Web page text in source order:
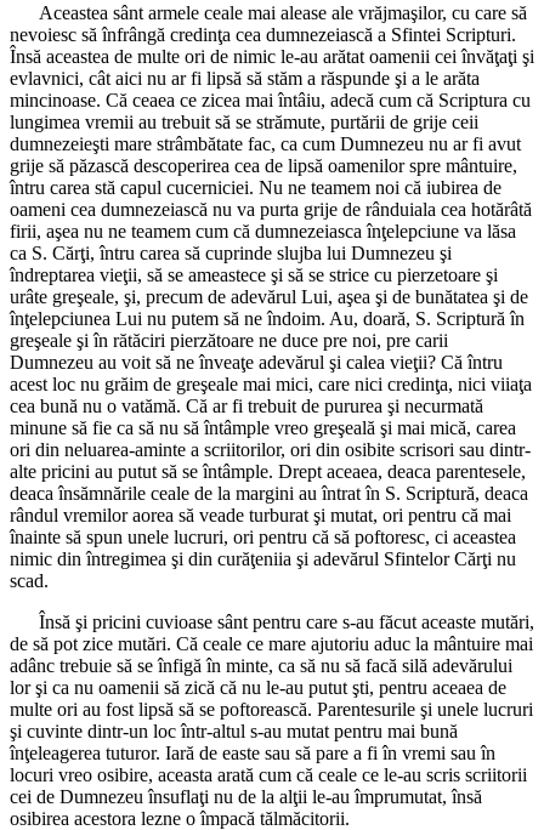
Aceastea sânt armele ceale mai alease ale vrăjmaşilor, cu care să
nevoiesc să înfrângă credinţa cea dumnezeiască a Sfintei Scripturi.
Însă aceastea de multe ori de nimic le-au arătat oamenii cei învăţaţi şi
evlavnici, cât aici nu ar fi lipsă să stăm a răspunde şi a le arăta
mincinoase. Că ceaea ce zicea mai întâiu, adecă cum că Scriptura cu
lungimea vremii au trebuit să se strămute, purtării de grije ceii
dumnezeieşti mare strâmbătate fac, ca cum Dumnezeu nu ar fi avut
grije să păzască descoperirea cea de lipsă oamenilor spre mântuire,
întru carea stă capul cucerniciei. Nu ne teamem noi că iubirea de
oameni cea dumnezeiască nu va purta grije de rânduiala cea hotărâtă
firii, aşea nu ne teamem cum că dumnezeiasca înţelepciune va lăsa
ca S. Cărţi, întru carea să cuprinde slujba lui Dumnezeu şi
îndreptarea vieţii, să se ameastece şi să se strice cu pierzetoare şi
urâte greşeale, şi, precum de adevărul Lui, aşea şi de bunătatea şi de
înţelepciunea Lui nu putem să ne îndoim. Au, doară, S. Scriptură în
greşeale şi în rătăciri pierzătoare ne duce pre noi, pre carii
Dumnezeu au voit să ne înveaţe adevărul şi calea vieţii? Că întru
acest loc nu grăim de greşeale mai mici, care nici credinţa, nici viiaţa
cea bună nu o vatămă. Că ar fi trebuit de pururea şi necurmată
minune să fie ca să nu să întâmple vreo greşeală şi mai mică, carea
ori din neluarea-aminte a scriitorilor, ori din osibite scrisori sau dintr-
alte pricini au putut să se întâmple. Drept aceaea, deaca parentesele,
deaca însămnările ceale de la margini au întrat în S. Scriptură, deaca
rândul vremilor aorea să veade turburat şi mutat, ori pentru că mai
înainte să spun unele lucruri, ori pentru că să poftoresc, ci aceastea
nimic din întregimea şi din curăţeniia şi adevărul Sfintelor Cărţi nu
scad.
Însă şi pricini cuvioase sânt pentru care s-au făcut aceaste mutări,
de să pot zice mutări. Că ceale ce mare ajutoriu aduc la mântuire mai
adânc trebuie să se înfigă în minte, ca să nu să facă silă adevărului
lor şi ca nu oamenii să zică că nu le-au putut şti, pentru aceaea de
multe ori au fost lipsă să se poftorească. Parentesurile şi unele lucruri
şi cuvinte dintr-un loc într-altul s-au mutat pentru mai bună
înţeleagerea tuturor. Iară de easte sau să pare a fi în vremi sau în
locuri vreo osibire, aceasta arată cum că ceale ce le-au scris scriitorii
cei de Dumnezeu însuflaţi nu de la alţii le-au împrumutat, însă
osibirea acestora lezne o împacă tălmăcitorii.